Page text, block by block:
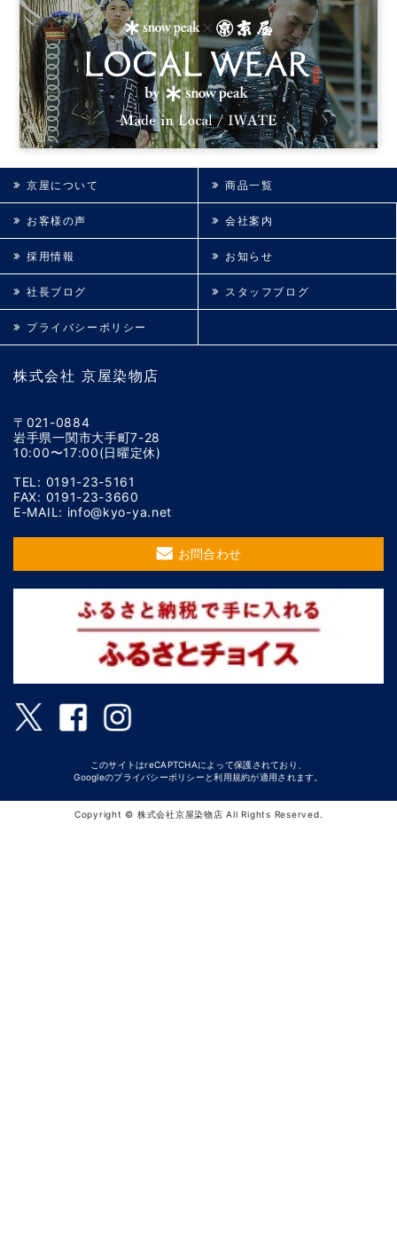
株式会社 京屋染物店
〒021-0884
岩手県一関市大手町7-28
10:00〜17:00(日曜定休)
TEL: 0191-23-5161
FAX: 0191-23-3660
E-MAIL: info@kyo-ya.net
お問合わせ
京屋について 商品一覧
お客様の声 会社案内
採用情報 お知らせ
社長ブログ スタッフブログ
プライバシーポリシー
このサイトはreCAPTCHAによって保護されており、
Googleのプライバシーポリシー と利用規約が適用されます。
Copyright © 株式会社京屋染物店 All Rights Reserved.